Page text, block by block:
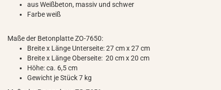
aus Weißbeton, massiv und schwer
Farbe weiß
Maße der Betonplatte ZO-7650:
Breite x Länge Unterseite: 27 cm x 27 cm
Breite x Länge Oberseite: 20 cm x 20 cm
Höhe: ca. 6,5 cm
Gewicht je Stück 7 kg